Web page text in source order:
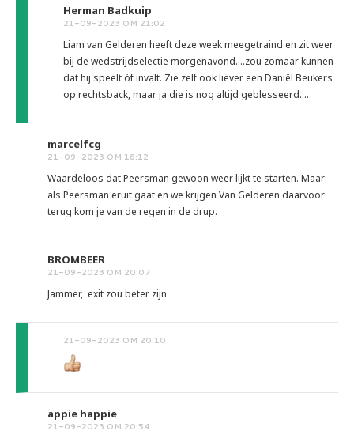
Herman Badkuip
21-09-2023 OM 21:02
Liam van Gelderen heeft deze week meegetraind en zit weer
bij de wedstrijdselectie morgenavond....zou zomaar kunnen
dat hij speelt óf invalt. Zie zelf ook liever een Daniël Beukers
op rechtsback, maar ja die is nog altijd geblesseerd....
marcelfcg
21-09-2023 OM 18:12
Waardeloos dat Peersman gewoon weer lijkt te starten. Maar
als Peersman eruit gaat en we krijgen Van Gelderen daarvoor
terug kom je van de regen in de drup.
BROMBEER
21-09-2023 OM 20:07
Jammer, exit zou beter zijn
21-09-2023 OM 20:10
appie happie
21-09-2023 OM 20:54